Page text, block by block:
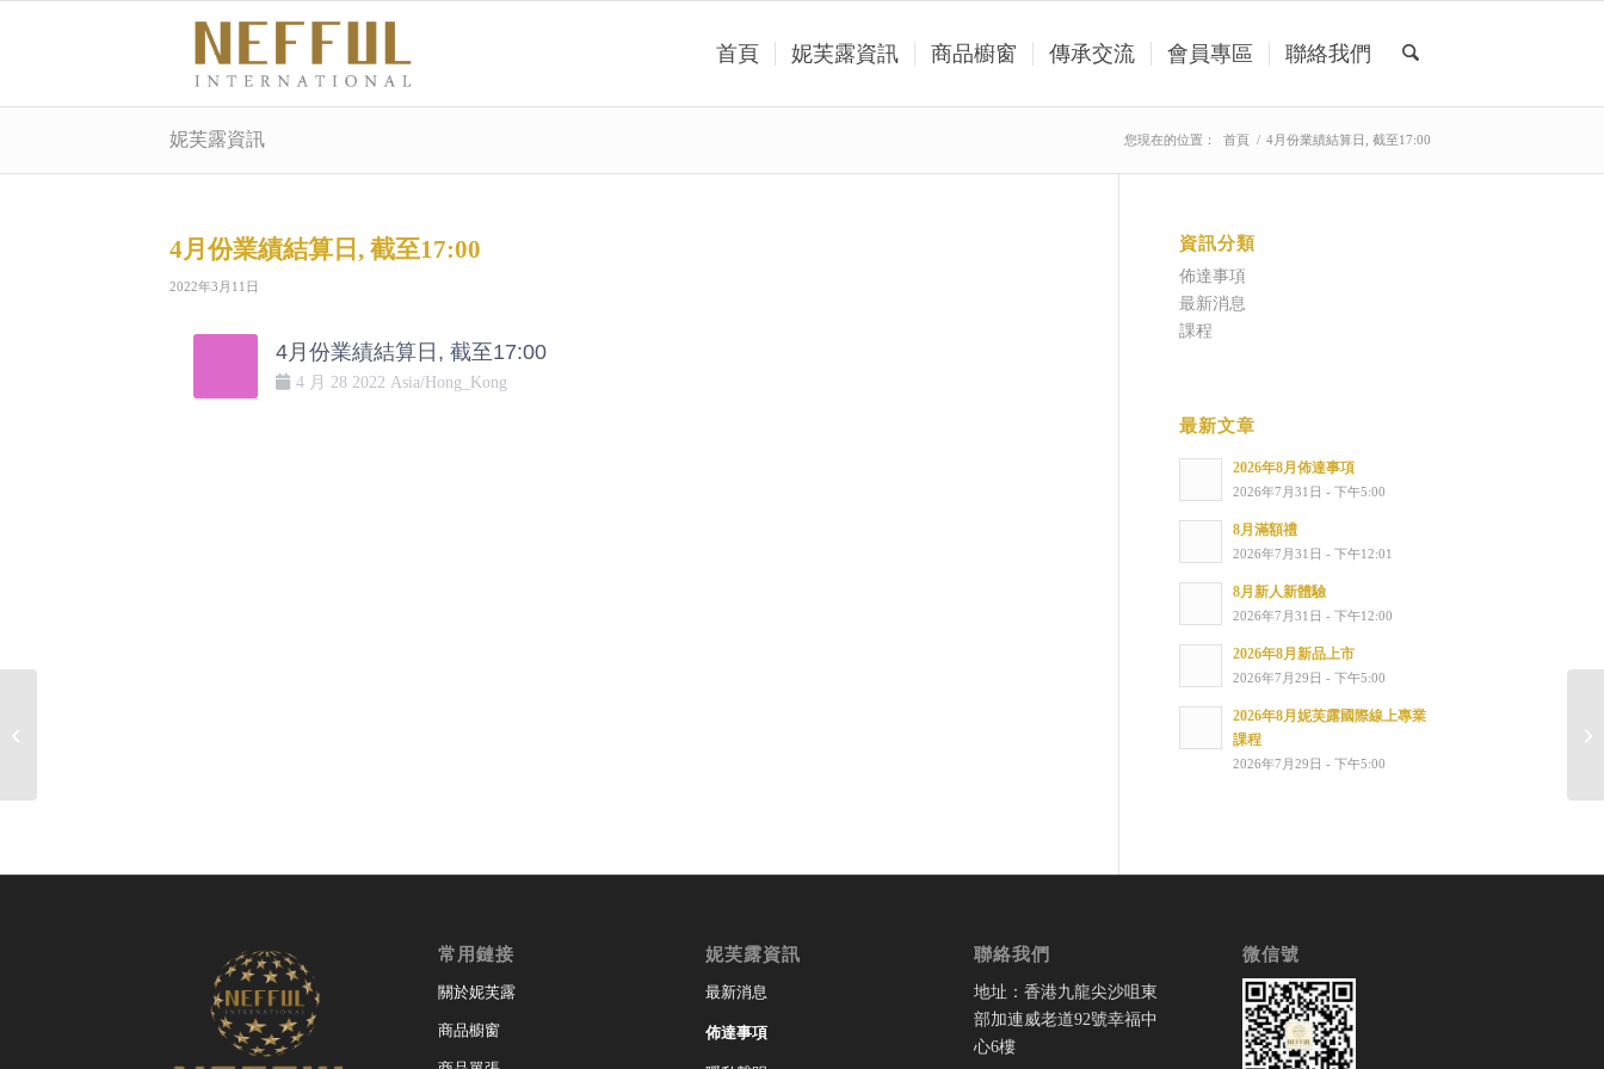
首頁 妮芙露資訊 商品櫥窗 傳承交流 會員專區 聯絡我們
妮芙露資訊 您現在的位置： 首頁 / 4月份業績結算日, 截至17:00
4月份業績結算日, 截至17:00
2022年3月11日
4月份業績結算日, 截至17:00
4 月 28 2022 Asia/Hong_Kong
資訊分類
佈達事項
最新消息
課程
最新文章
2026年8月佈達事項
2026年7月31日 - 下午5:00
8月滿額禮
2026年7月31日 - 下午12:01
8月新人新體驗
2026年7月31日 - 下午12:00
2026年8月新品上市
2026年7月29日 - 下午5:00
2026年8月妮芙露國際線上專業
課程
2026年7月29日 - 下午5:00
常用鏈接
關於妮芙露
商品櫥窗
妮芙露資訊
最新消息
佈達事項
聯絡我們
地址：香港九龍尖沙咀東
部加連威老道92號幸福中
心6樓
微信號